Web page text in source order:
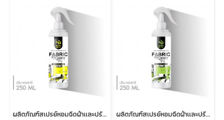
ผลิตภัณฑ์สเปรย์หอมฉีดผ้าและปรับอากาศ : PEAR PLUM ผลิตภัณฑ์สเปรย์หอมฉีดผ้าและปรับอากาศ : LIME LUSH